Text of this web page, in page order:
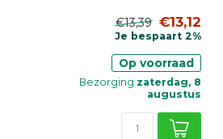
€13,39 €13,12
Je bespaart 2%
Op voorraad
Bezorging zaterdag, 8
augustus